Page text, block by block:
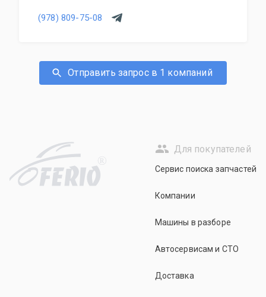
(978) 809-75-08
Отправить запрос в 1 компаний
R
Для покупателей
Сервис поиска запчастей
Компании
Машины в разборе
Автосервисам и СТО
Доставка